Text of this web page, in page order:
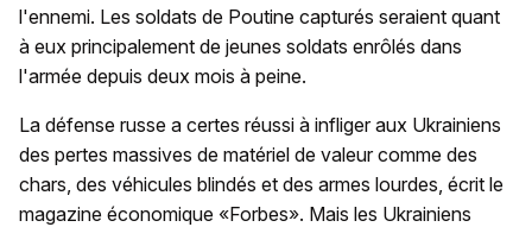
l'ennemi. Les soldats de Poutine capturés seraient quant
à eux principalement de jeunes soldats enrôlés dans
l'armée depuis deux mois à peine.
La défense russe a certes réussi à infliger aux Ukrainiens
des pertes massives de matériel de valeur comme des
chars, des véhicules blindés et des armes lourdes, écrit le
magazine économique «Forbes». Mais les Ukrainiens